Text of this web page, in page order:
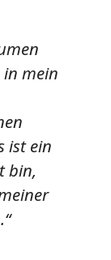
mein
ist ein
bin,